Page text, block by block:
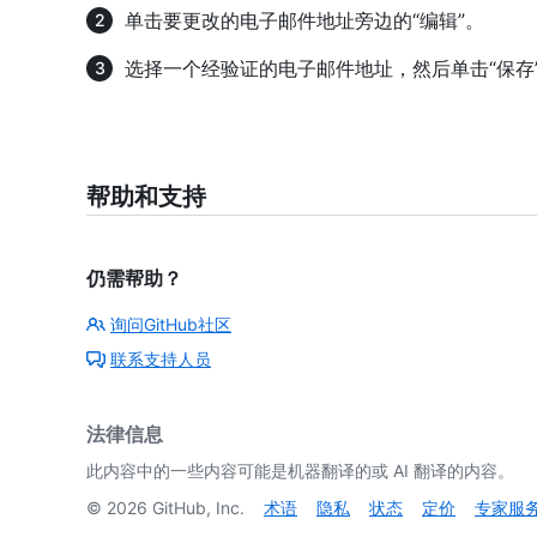
单击要更改的电子邮件地址旁边的“编辑”。
选择一个经验证的电子邮件地址，然后单击“保存”
帮助和支持
仍需帮助？
询问GitHub社区
联系支持人员
法律信息
此内容中的一些内容可能是机器翻译的或 AI 翻译的内容。
© 2026 GitHub, Inc. 术语 隐私 状态 定价 专家服